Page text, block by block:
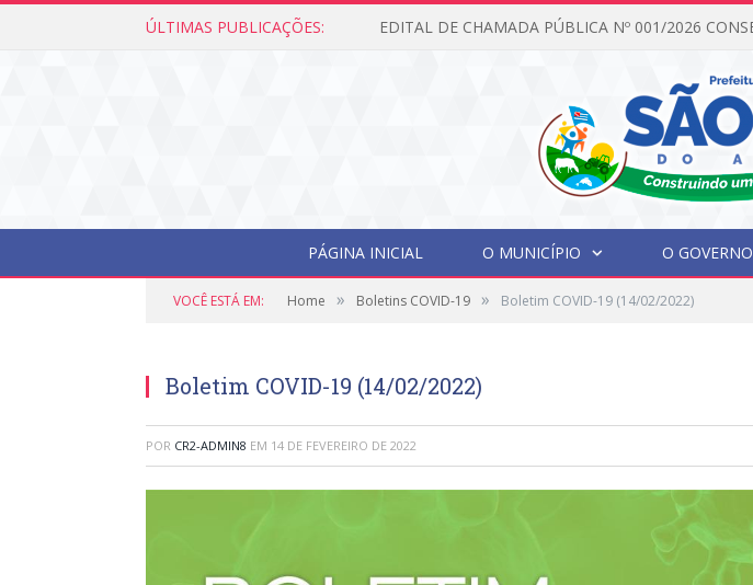
ÚLTIMAS PUBLICAÇÕES:
PÁGINA INICIAL O MUNICÍPIO O GOVERNO
VOCÊ ESTÁ EM: Home » Boletins COVID-19 » Boletim COVID-19 (14/02/2022)
Boletim COVID-19 (14/02/2022)
POR CR2-ADMIN8 EM 14 DE FEVEREIRO DE 2022